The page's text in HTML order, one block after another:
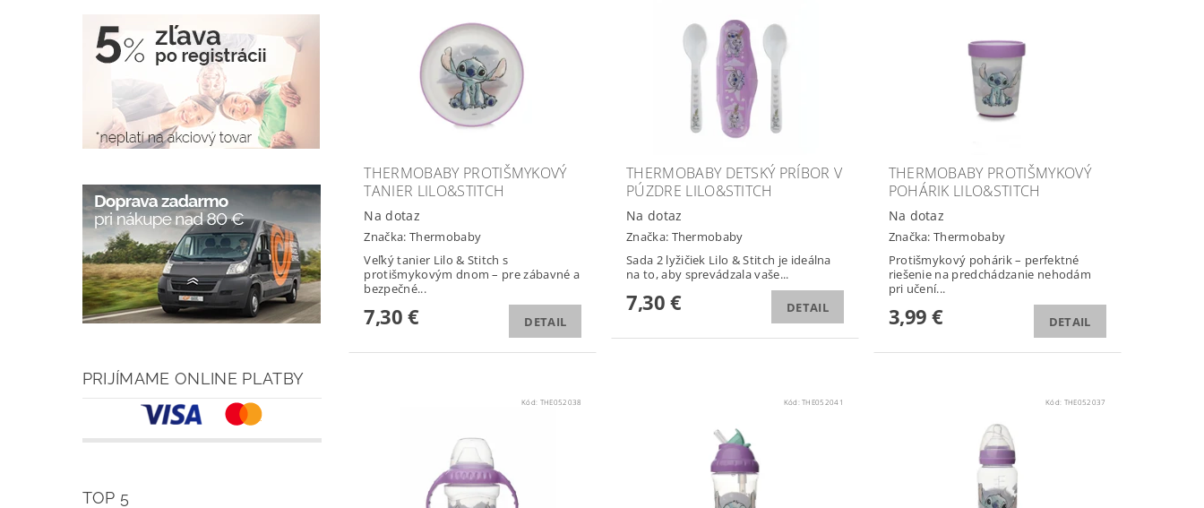
PRIJÍMAME ONLINE PLATBY
TOP 5
THERMOBABY PROTIŠMYKOVÝ
TANIER LILO&STITCH
Na dotaz
Značka: Thermobaby
Veľký tanier Lilo & Stitch s
protišmykovým dnom – pre zábavné a
bezpečné...
7,30 € DETAIL
THERMOBABY DETSKÝ PRÍBOR V
PÚZDRE LILO&STITCH
Na dotaz
Značka: Thermobaby
Sada 2 lyžičiek Lilo & Stitch je ideálna
na to, aby sprevádzala vaše...
7,30 € DETAIL
THERMOBABY PROTIŠMYKOVÝ
POHÁRIK LILO&STITCH
Na dotaz
Značka:Thermobaby
Protišmykový pohárik – perfektné
riešenie na predchádzanie nehodám
pri učení...
3,99 € DETAIL
Kód: THE052038 Kód:THE052041 Kód: THE052037